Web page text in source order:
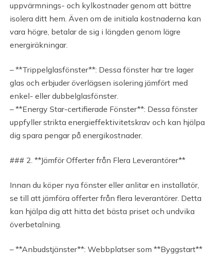
uppvärmnings- och kylkostnader genom att bättre
isolera ditt hem. Även om de initiala kostnaderna kan
vara högre, betalar de sig i längden genom lägre
energiräkningar.
– **Trippelglasfönster**: Dessa fönster har tre lager
glas och erbjuder överlägsen isolering jämfört med
enkel- eller dubbelglasfönster.
– **Energy Star-certifierade Fönster**: Dessa fönster
uppfyller strikta energieffektivitetskrav och kan hjälpa
dig spara pengar på energikostnader.
### 2. **Jämför Offerter från Flera Leverantörer**
Innan du köper nya fönster eller anlitar en installatör,
se till att jämföra offerter från flera leverantörer. Detta
kan hjälpa dig att hitta det bästa priset och undvika
överbetalning.
– **Anbudstjänster**: Webbplatser som **Byggstart**